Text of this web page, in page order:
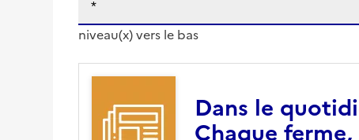
alimentaire et de la souveraineté alimentaire
niveau(x) vers le bas
Dans le
Chaque